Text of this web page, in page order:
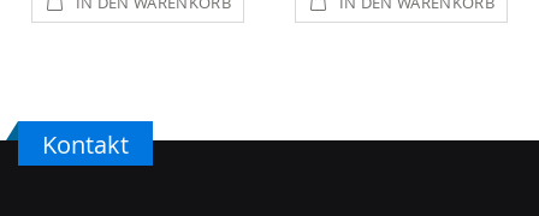
Kontakt